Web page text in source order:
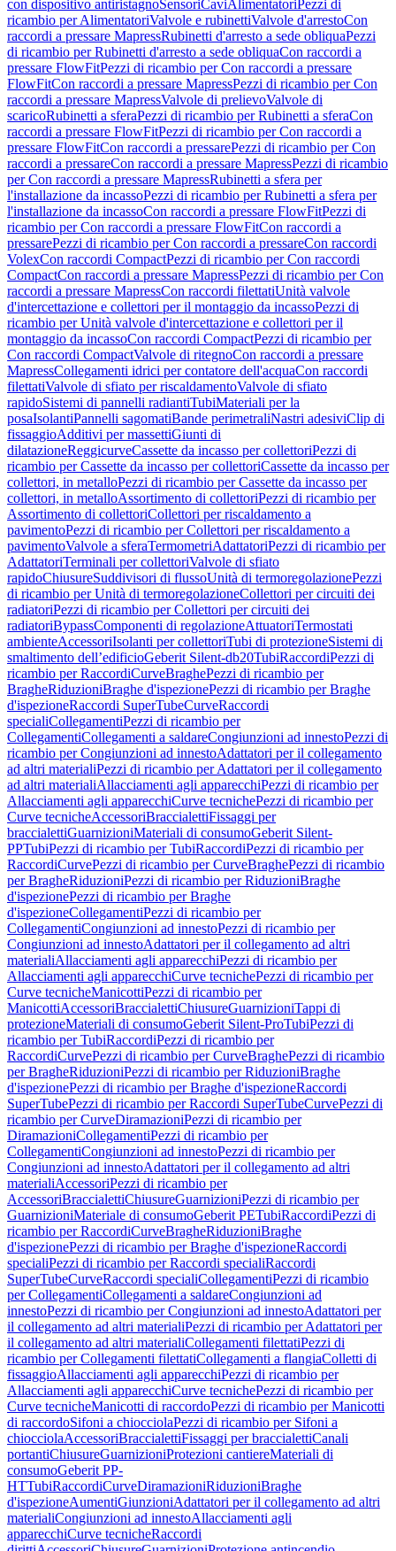
con dispositivo antiristagnoSensoriCaviAlimentatori Pezzi di
ricambio per AlimentatoriValvole e rubinettiValvole d'arrestoCon
raccordi a pressare MapressRubinetti d'arresto a sede obliquaPezzi
di ricambio per Rubinetti d'arresto a sede obliquaCon raccordi a
pressare FlowFitPezzi di ricambio per Con raccordi a pressare
FlowFitCon raccordi a pressare MapressPezzi di ricambio per Con
raccordi a pressare MapressValvole di prelievoValvole di
scaricoRubinetti a sferaPezzi di ricambio per Rubinetti a sferaCon
raccordi a pressare FlowFitPezzi di ricambio per Con raccordi a
pressare FlowFitCon raccordi a pressarePezzi di ricambio per Con
raccordi a pressareCon raccordi a pressare MapressPezzi di ricambio
per Con raccordi a pressare MapressRubinetti a sfera per
l'installazione da incassoPezzi di ricambio per Rubinetti a sfera per
l'installazione da incassoCon raccordi a pressare FlowFitPezzi di
ricambio per Con raccordi a pressare FlowFitCon raccordi a
pressarePezzi di ricambio per Con raccordi a pressareCon raccordi
VolexCon raccordi CompactPezzi di ricambio per Con raccordi
CompactCon raccordi a pressare MapressPezzi di ricambio per Con
raccordi a pressare MapressCon raccordi filettatiUnità valvole
d'intercettazione e collettori per il montaggio da incassoPezzi di
ricambio per Unità valvole d'intercettazione e collettori per il
montaggio da incassoCon raccordi CompactPezzi di ricambio per
Con raccordi CompactValvole di ritegnoCon raccordi a pressare
MapressCollegamenti idrici per contatore dell'acquaCon raccordi
filettatiValvole di sfiato per riscaldamentoValvole di sfiato
rapidoSistemi di pannelli radiantiTubiMateriali per la
posaIsolantiPannelli sagomatiBande perimetraliNastri adesiviClip di
fissaggioAdditivi per massettiGiunti di
dilatazioneReggicurveCassette da incasso per collettoriPezzi di
ricambio per Cassette da incasso per collettoriCassette da incasso per
collettori, in metalloPezzi di ricambio per Cassette da incasso per
collettori, in metalloAssortimento di collettoriPezzi di ricambio per
Assortimento di collettoriCollettori per riscaldamento a
pavimentoPezzi di ricambio per Collettori per riscaldamento a
pavimentoValvole a sferaTermometriAdattatoriPezzi di ricambio per
AdattatoriTerminali per collettoriValvole di sfiato
rapidoChiusureSuddivisori di flussoUnità di termoregolazionePezzi
di ricambio per Unità di termoregolazioneCollettori per circuiti dei
radiatoriPezzi di ricambio per Collettori per circuiti dei
radiatoriBypassComponenti di regolazioneAttuatoriTermostati
ambienteAccessoriIsolanti per collettoriTubi di protezioneSistemi di
smaltimento dell’edificioGeberit Silent-db20TubiRaccordiPezzi di
ricambio per RaccordiCurveBraghePezzi di ricambio per
BragheRiduzioniBraghe d'ispezionePezzi di ricambio per Braghe
d'ispezioneRaccordi SuperTubeCurveRaccordi
specialiCollegamentiPezzi di ricambio per
CollegamentiCollegamenti a saldareCongiunzioni ad innestoPezzi di
ricambio per Congiunzioni ad innestoAdattatori per il collegamento
ad altri materialiPezzi di ricambio per Adattatori per il collegamento
ad altri materialiAllacciamenti agli apparecchiPezzi di ricambio per
Allacciamenti agli apparecchiCurve tecnichePezzi di ricambio per
Curve tecnicheAccessoriBraccialettiFissaggi per
braccialettiGuarnizioniMateriali di consumoGeberit Silent-
PPTubiPezzi di ricambio per TubiRaccordiPezzi di ricambio per
RaccordiCurvePezzi di ricambio per CurveBraghePezzi di ricambio
per BragheRiduzioniPezzi di ricambio per RiduzioniBraghe
d'ispezionePezzi di ricambio per Braghe
d'ispezioneCollegamentiPezzi di ricambio per
CollegamentiCongiunzioni ad innestoPezzi di ricambio per
Congiunzioni ad innestoAdattatori per il collegamento ad altri
materialiAllacciamenti agli apparecchiPezzi di ricambio per
Allacciamenti agli apparecchiCurve tecnichePezzi di ricambio per
Curve tecnicheManicottiPezzi di ricambio per
ManicottiAccessoriBraccialettiChiusureGuarnizioniTappi di
protezioneMateriali di consumoGeberit Silent-ProTubiPezzi di
ricambio per TubiRaccordiPezzi di ricambio per
RaccordiCurvePezzi di ricambio per CurveBraghePezzi di ricambio
per BragheRiduzioniPezzi di ricambio per RiduzioniBraghe
d'ispezionePezzi di ricambio per Braghe d'ispezioneRaccordi
SuperTubePezzi di ricambio per Raccordi SuperTubeCurvePezzi di
ricambio per CurveDiramazioniPezzi di ricambio per
DiramazioniCollegamentiPezzi di ricambio per
CollegamentiCongiunzioni ad innestoPezzi di ricambio per
Congiunzioni ad innestoAdattatori per il collegamento ad altri
materialiAccessoriPezzi di ricambio per
AccessoriBraccialettiChiusureGuarnizioniPezzi di ricambio per
GuarnizioniMateriale di consumoGeberit PETubiRaccordiPezzi di
ricambio per RaccordiCurveBragheRiduzioniBraghe
d'ispezionePezzi di ricambio per Braghe d'ispezioneRaccordi
specialiPezzi di ricambio per Raccordi specialiRaccordi
SuperTubeCurveRaccordi specialiCollegamentiPezzi di ricambio
per CollegamentiCollegamenti a saldareCongiunzioni ad
innestoPezzi di ricambio per Congiunzioni ad innestoAdattatori per
il collegamento ad altri materialiPezzi di ricambio per Adattatori per
il collegamento ad altri materialiCollegamenti filettatiPezzi di
ricambio per Collegamenti filettatiCollegamenti a flangiaColletti di
fissaggioAllacciamenti agli apparecchiPezzi di ricambio per
Allacciamenti agli apparecchiCurve tecnichePezzi di ricambio per
Curve tecnicheManicotti di raccordoPezzi di ricambio per Manicotti
di raccordoSifoni a chiocciolaPezzi di ricambio per Sifoni a
chiocciolaAccessoriBraccialettiFissaggi per braccialettiCanali
portantiChiusureGuarnizioniProtezioni cantiereMateriali di
consumoGeberit PP-
HTTubiRaccordiCurveDiramazioniRiduzioniBraghe
d'ispezioneAumentiGiunzioniAdattatori per il collegamento ad altri
materialiCongiunzioni ad innestoAllacciamenti agli
apparecchiCurve tecnicheRaccordi